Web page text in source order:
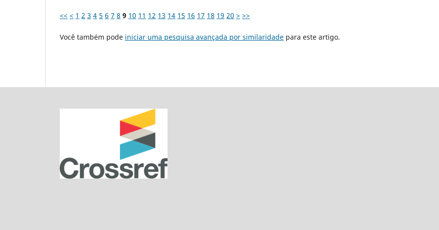
<< < 1 2 3 4 5 6 7 8 9 10 11 12 13 14 15 16 17 18 19 20 > >>
Você também pode iniciar uma pesquisa avançada por similaridade para este artigo.